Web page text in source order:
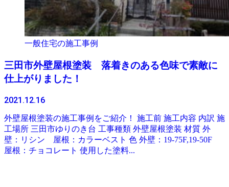
一般住宅の施工事例
三田市外壁屋根塗装 落着きのある色味で素敵に
仕上がりました！
2021.12.16
外壁屋根塗装の施工事例をご紹介！ 施工前 施工内容 内訳 施
工場所 三田市ゆりのき台 工事種類 外壁屋根塗装 材質 外
壁：リシン 屋根：カラーベスト 色 外壁：19-75F,19-50F
屋根：チョコレート 使用した塗料...